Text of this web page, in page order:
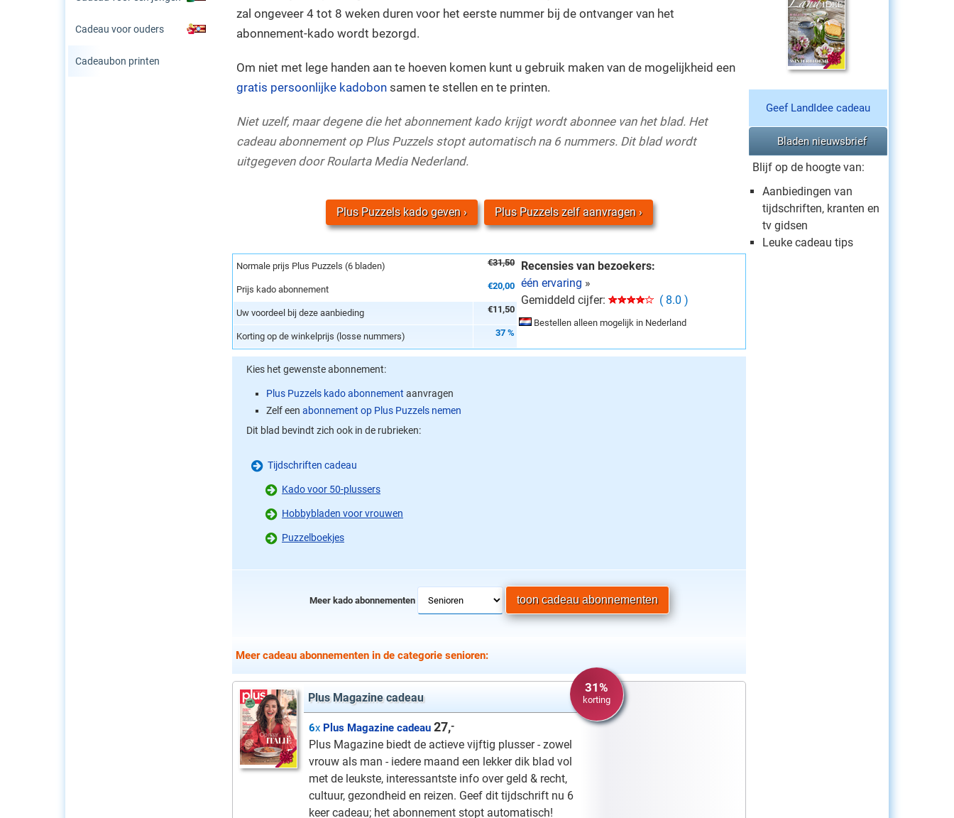
Cadeau voor ouders
Cadeaubon printen
zal ongeveer 4 tot 8 weken duren voor het eerste nummer bij de ontvanger van het
abonnement-kado wordt bezorgd.
Om niet met lege handen aan te hoeven komen kunt u gebruik maken van de mogelijkheid een
gratis persoonlijke kadobon samen te stellen en te printen.
Niet uzelf, maar degene die het abonnement kado krijgt wordt abonnee van het blad. Het
cadeau abonnement op Plus Puzzels stopt automatisch na 6 nummers. Dit blad wordt
uitgegeven door Roularta Media Nederland.
Plus Puzzels kado geven Plus Puzzels zelf aanvragen
Normale prijs Plus Puzzels (6 bladen) €31,50
Prijs kado abonnement €20,00
Uw voordeel bij deze aanbieding €11,50
Korting op de winkelprijs (losse nummers) 37 %
Recensies van bezoekers:
één ervaring »
Gemiddeld cijfer:
( 8.0 )
Bestellen alleen mogelijk in Nederland
Kies het gewenste abonnement:
Plus Puzzels kado abonnement aanvragen
Zelf een abonnement op Plus Puzzels nemen
Dit blad bevindt zich ook in de rubrieken:
Tijdschriften cadeau
Kado voor 50-plussers
Hobbybladen voor vrouwen
Puzzelboekjes
Meer kado abonnementen
Meer cadeau abonnementen in de categorie senioren:
Plus Magazine cadeau
6x Plus Magazine cadeau 27,-
Plus Magazine biedt de actieve vijftig plusser - zowel
vrouw als man - iedere maand een lekker dik blad vol
met de leukste, interessantste info over geld & recht,
cultuur, gezondheid en reizen. Geef dit tijdschrift nu 6
keer cadeau; het abonnement stopt automatisch!
31%
korting
Geef LandIdee cadeau
Bladen nieuwsbrief
Blijf op de hoogte van:
Aanbiedingen van
tijdschriften, kranten en
tv gidsen
Leuke cadeau tips